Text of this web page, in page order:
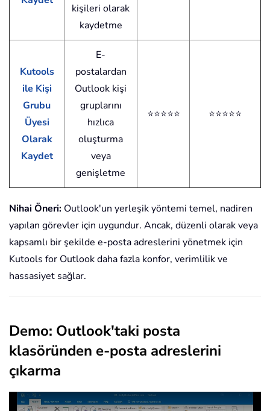
kişileri olarak
kaydetme
Kutools
ile Kişi
Grubu
Üyesi
Olarak
Kaydet
E-
postalardan
Outlook kişi
gruplarını
hızlıca
oluşturma
veya
genişletme
⭐⭐⭐⭐⭐ ⭐⭐⭐⭐⭐
Nihai Öneri: Outlook'un yerleşik yöntemi temel, nadiren
yapılan görevler için uygundur. Ancak, düzenli olarak veya
kapsamlı bir şekilde e-posta adreslerini yönetmek için
Kutools for Outlook daha fazla konfor, verimlilik ve
hassasiyet sağlar.
Demo: Outlook'taki posta
klasöründen e-posta adreslerini
çıkarma